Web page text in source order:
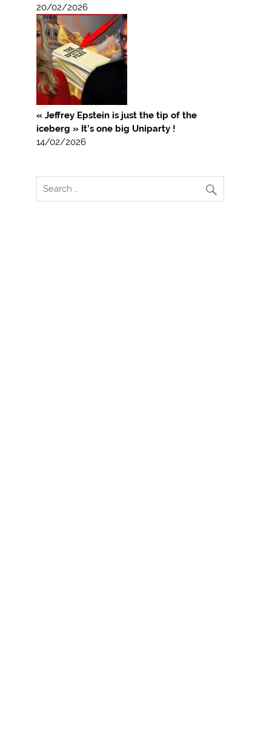
20/02/2026
« Jeffrey Epstein is just the tip of the
iceberg » It’s one big Uniparty !
14/02/2026